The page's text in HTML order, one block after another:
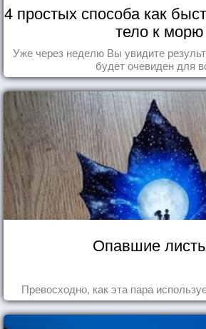
4 простых способа как
тело к морю
Уже через неделю Вы увидите
будет очевиден для
Опавшие
Превосходно, как эта пара